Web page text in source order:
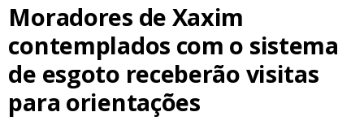
Moradores de Xaxim
contemplados com o sistema
de esgoto receberão visitas
para orientações